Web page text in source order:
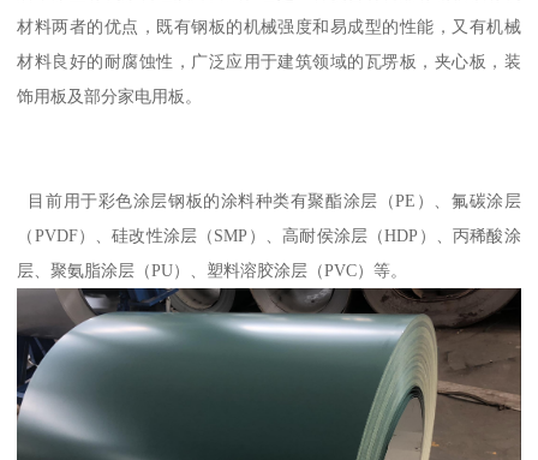
材料两者的优点，既有钢板的机械强度和易成型的性能，又有机械
材料良好的耐腐蚀性，广泛应用于建筑领域的瓦塄板，夹心板，装
饰用板及部分家电用板。
目前用于彩色涂层钢板的涂料种类有聚酯涂层（PE）、氟碳涂层
（PVDF）、硅改性涂层（SMP）、高耐侯涂层（HDP）、丙稀酸涂
层、聚氨脂涂层（PU）、塑料溶胶涂层（PVC）等。